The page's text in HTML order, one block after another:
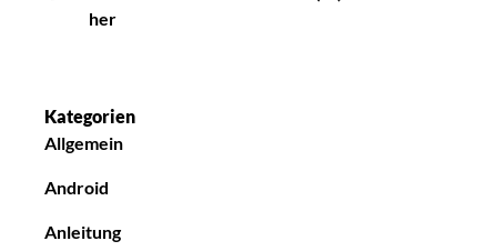
her
Kategorien
Allgemein
Android
Anleitung